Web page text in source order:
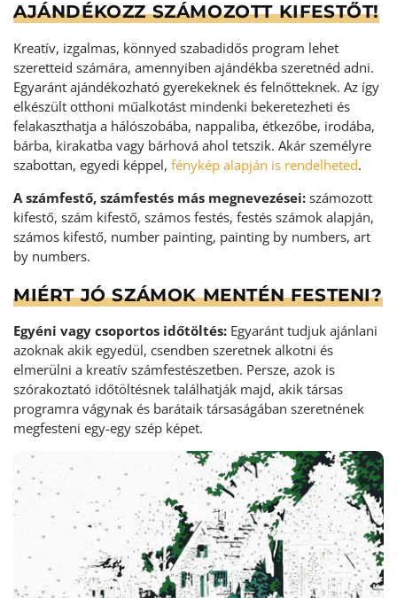
AJÁNDÉKOZZ SZÁMOZOTT KIFESTŐT!
Kreatív, izgalmas, könnyed szabadidős program lehet
szeretteid számára, amennyiben ajándékba szeretnéd adni.
Egyaránt ajándékozható gyerekeknek és felnőtteknek. Az így
elkészült otthoni műalkotást mindenki bekeretezheti és
felakaszthatja a hálószobába, nappaliba, étkezőbe, irodába,
bárba, kirakatba vagy bárhová ahol tetszik. Akár személyre
szabottan, egyedi képpel, fénykép alapján is rendelheted.
A számfestő, számfestés más megnevezései: számozott
kifestő, szám kifestő, számos festés, festés számok alapján,
számos kifestő, number painting, painting by numbers, art
by numbers.
MIÉRT JÓ SZÁMOK MENTÉN FESTENI?
Egyéni vagy csoportos időtöltés: Egyaránt tudjuk ajánlani
azoknak akik egyedül, csendben szeretnek alkotni és
elmerülni a kreatív számfestészetben. Persze, azok is
szórakoztató időtöltésnek találhatják majd, akik társas
programra vágynak és barátaik társaságában szeretnének
megfesteni egy-egy szép képet.